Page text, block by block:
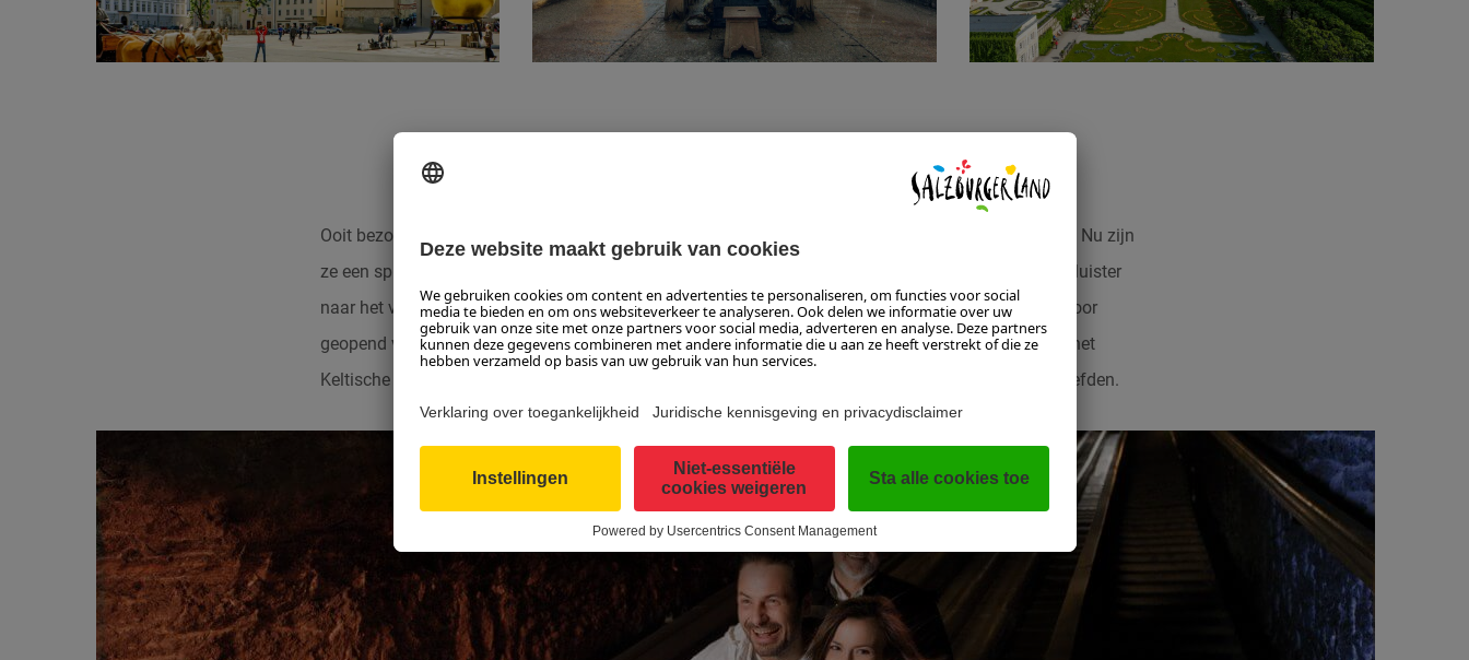
Ooit bezorgden de zoutmijnen van Bad Dürrnberg de aardbisschoppen van Salzburg grote rijkdom. Nu zijn
ze een sprookjesachtig uitje voor het hele gezin. Vaar met een boot over het mystieke zoutmeer en luister
naar het verhaal over de zoutman. De 2500 jaar oudezoutmijneninTennengauzijn het hele jaar door
geopend voor publiek. En je kunt er echte dagtocht van maken want vlak bij de zoutmijnen vind je het
Keltische dorp Salina. Hier ga je 2500 jaar terug in de tijd en ervaar je zelf hoe de Kelten destijds leefden.